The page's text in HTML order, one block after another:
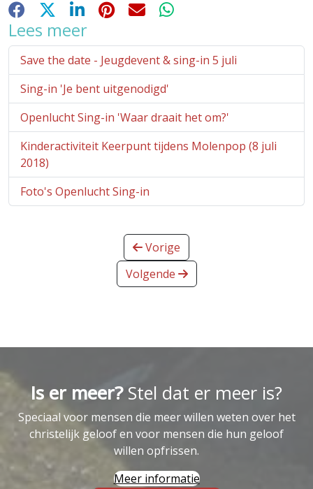
Facebook LinkedInPinterestE-mailWhatsApp
Lees meer
Save the date - Jeugdevent & sing-in 5 juli
Sing-in 'Je bent uitgenodigd'
Openlucht Sing-in 'Waar draait het om?'
Kinderactiviteit Keerpunt tijdens Molenpop (8 juli
2018)
Foto's Openlucht Sing-in
Vorige
Volgende
Is er meer?Stel dat er meer is?
Speciaal voor mensen die meer willen weten over het
christelijk geloof en voor mensen die hun geloof
willen opfrissen.
Meer informatie